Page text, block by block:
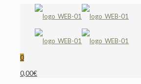
0
0,00€